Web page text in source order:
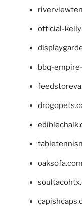
official-
bbq-
oaksofa.com